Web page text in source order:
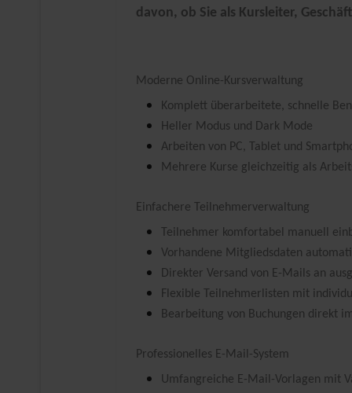
davon, ob Sie als Kursleiter,
Moderne Online-Kursverwaltung
Komplett überarbeitete, schnelle
Heller Modus und Dark Mode
Arbeiten von PC, Tablet und
Mehrere Kurse gleichzeitig als
Einfachere Teilnehmerverwaltung
Teilnehmer komfortabel manuell
Vorhandene Mitgliedsdaten
Direkter Versand von E-Mails an
Flexible Teilnehmerlisten mit
Bearbeitung von Buchungen direkt
Professionelles E-Mail-System
Umfangreiche E-Mail-Vorlagen mit